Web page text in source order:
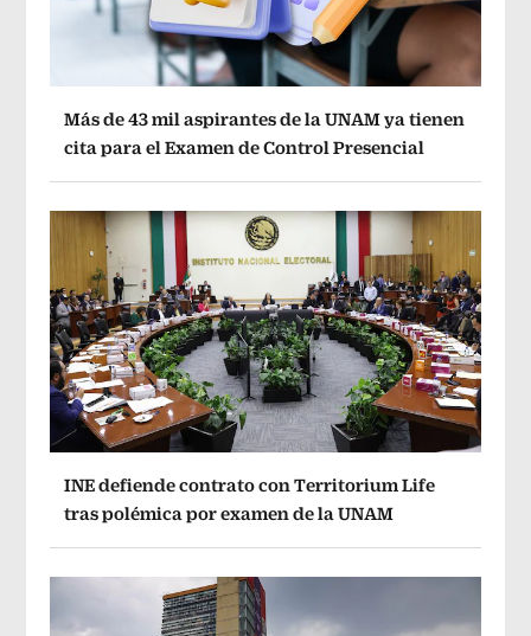
Más de 43 mil aspirantes de la UNAM ya tienen
cita para el Examen de Control Presencial
INE defiende contrato con Territorium Life
tras polémica por examen de la UNAM